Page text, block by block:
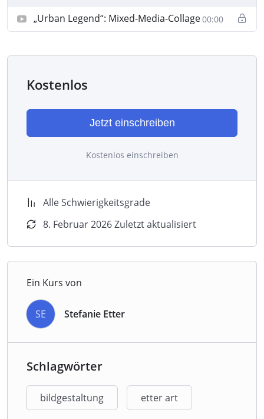
„Urban Legend“: Mixed-Media-Collage00:00
Kostenlos
Jetzt einschreiben
Kostenlos einschreiben
Alle Schwierigkeitsgrade
8. Februar 2026 Zuletzt aktualisiert
Ein Kurs von
SE Stefanie Etter
Schlagwörter
bildgestaltung etter art